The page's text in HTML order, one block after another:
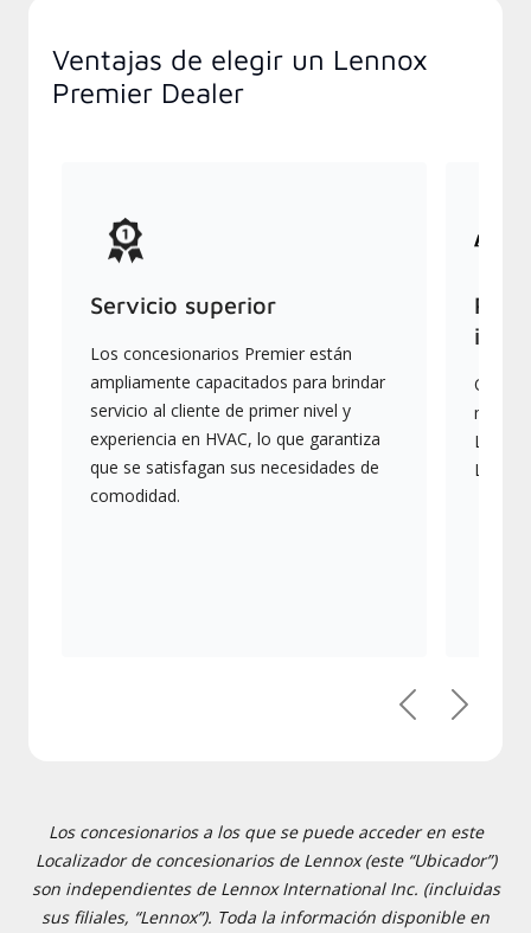
Ventajas de elegir un Lennox
Premier Dealer
Servicio superior
Los concesionarios Premier están
ampliamente capacitados para brindar
servicio al cliente de primer nivel y
experiencia en HVAC, lo que garantiza
que se satisfagan sus necesidades de
comodidad.
más
PreviousNext
Los concesionarios a los que se puede acceder en este
Localizador de concesionarios de Lennox (este “Ubicador”)
son independientes de Lennox International Inc. (incluidas
sus filiales, “Lennox”). Toda la información disponible en